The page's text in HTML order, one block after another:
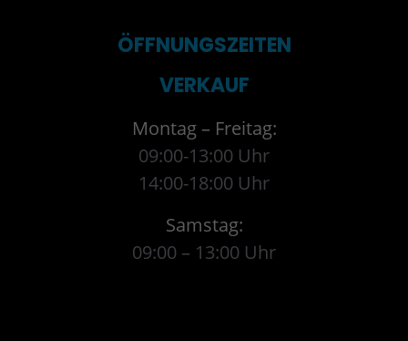
ÖFFNUNGSZEITEN
VERKAUF
Montag – Freitag:
09:00-13:00 Uhr
14:00-18:00 Uhr
Samstag:
09:00 – 13:00 Uhr